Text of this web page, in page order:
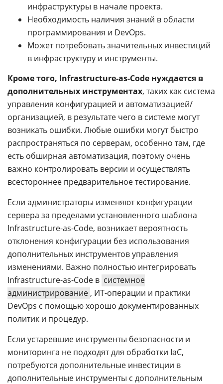
инфраструктуры в начале проекта.
Необходимость наличия знаний в области
программирования и DevOps.
Может потребовать значительных инвестиций
в инфраструктуру и инструменты.
Кроме того, Infrastructure-as-Code нуждается в
дополнительных инструментах, таких как система
управления конфигурацией и автоматизацией/
организацией, в результате чего в системе могут
возникать ошибки. Любые ошибки могут быстро
распространяться по серверам, особенно там, где
есть обширная автоматизация, поэтому очень
важно контролировать версии и осуществлять
всестороннее предварительное тестирование.
Если администраторы изменяют конфигурации
сервера за пределами установленного шаблона
Infrastructure-as-Code, возникает вероятность
отклонения конфигурации без использования
дополнительных инструментов управления
изменениями. Важно полностью интегрировать
Infrastructure-as-Code в системное
администрирование , ИТ-операции и практики
DevOps с помощью хорошо документированных
политик и процедур.
Если устаревшие инструменты безопасности и
мониторинга не подходят для обработки IaC,
потребуются дополнительные инвестиции в
дополнительные инструменты с дополнительным